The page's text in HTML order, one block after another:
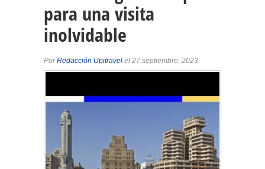
para una visita
inolvidable
PorRedacción Upitravel el 27 septiembre, 2023